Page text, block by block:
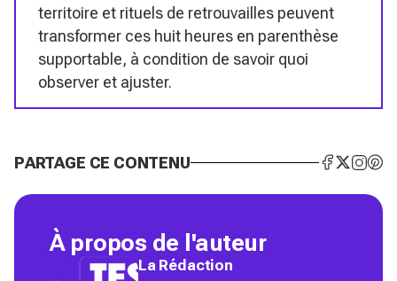
territoire et rituels de retrouvailles peuvent
transformer ces huit heures en parenthèse
supportable, à condition de savoir quoi
observer et ajuster.
PARTAGE CE CONTENU
À propos de l'auteur
La Rédaction